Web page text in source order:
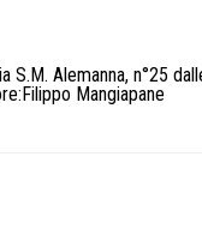
S.M. Alemanna,
Mangiapane